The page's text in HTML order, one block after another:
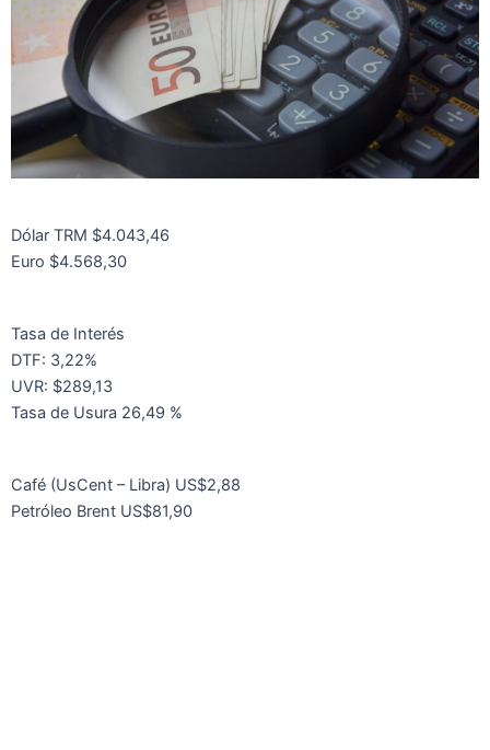
Dólar TRM $4.043,46
Euro $4.568,30
Tasa de Interés
DTF: 3,22%
UVR: $289,13
Tasa de Usura 26,49 %
Café (UsCent – Libra) US$2,88
Petróleo Brent US$81,90